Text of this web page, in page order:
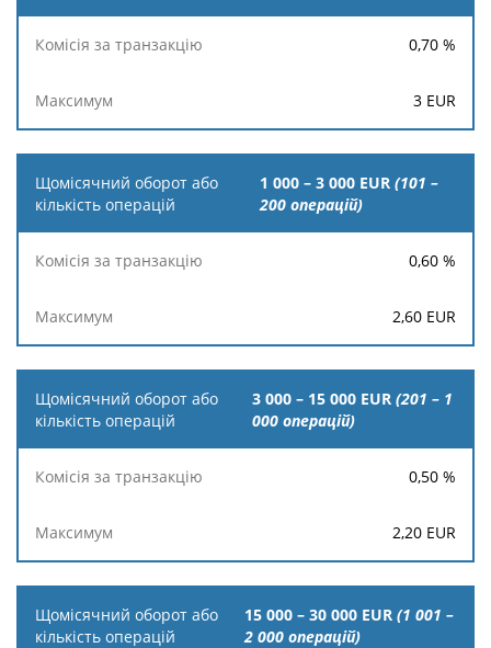
транзакцію
0,70 %
3 EUR
1 000 – 3 000 EUR(101 –
200 oперацій)
0,60 %
2,60 EUR
3 000 – 15 000 EUR (201 – 1
000 oперацій)
0,50 %
2,20 EUR
15 000 – 30 000 EUR(1 001 –
2 000 oперацій)